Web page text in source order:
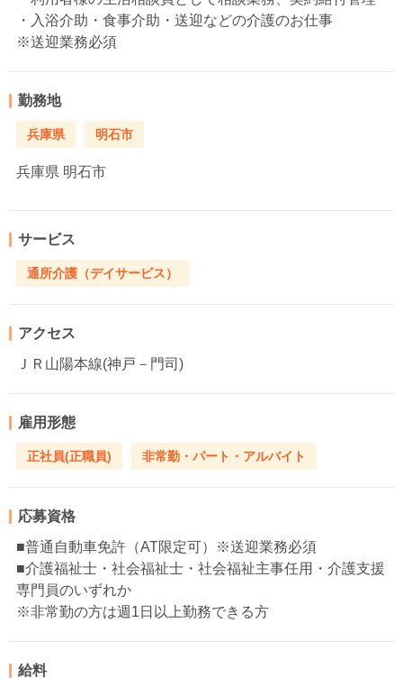
・入浴介助・食事介助・送迎などの介護のお仕事
※送迎業務必須
勤務地
兵庫県 明石市
兵庫県 明石市
サービス
通所介護（デイサービス）
アクセス
ＪＲ山陽本線(神戸－門司)
雇用形態
正社員(正職員) 非常勤・パート・アルバイト
応募資格
■普通自動車免許（AT限定可）※送迎業務必須
■介護福祉士・社会福祉士・社会福祉主事任用・介護支援
専門員のいずれか
※非常勤の方は週1日以上勤務できる方
給料